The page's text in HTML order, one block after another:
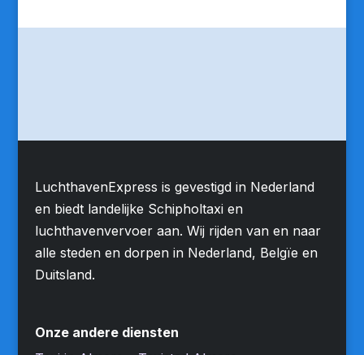
LuchthavenExpress is gevestigd in Nederland
en biedt landelijke Schipholtaxi en
luchthavenvervoer aan. Wij rijden van en naar
alle steden en dorpen in Nederland, Belgïe en
Duitsland.
Onze andere diensten